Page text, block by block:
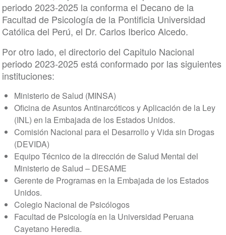
periodo 2023-2025 la conforma el Decano de la
Facultad de Psicología de la Pontificia Universidad
Católica del Perú, el Dr. Carlos Iberico Alcedo.
Por otro lado, el directorio del Capitulo Nacional
periodo 2023-2025 está conformado por las siguientes
instituciones:
Ministerio de Salud (MINSA)
Oficina de Asuntos Antinarcóticos y Aplicación de la Ley
(INL) en la Embajada de los Estados Unidos.
Comisión Nacional para el Desarrollo y Vida sin Drogas
(DEVIDA)
Equipo Técnico de la dirección de Salud Mental del
Ministerio de Salud – DESAME
Gerente de Programas en la Embajada de los Estados
Unidos.
Colegio Nacional de Psicólogos
Facultad de Psicología en la Universidad Peruana
Cayetano Heredia.